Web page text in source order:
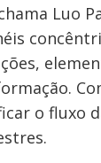
Luo
o fluxo